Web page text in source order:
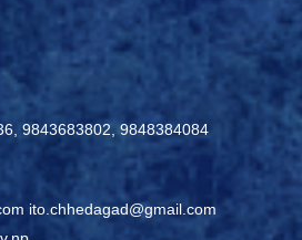
9843683802, 9848384084
ito.chhedagad@gmail.com